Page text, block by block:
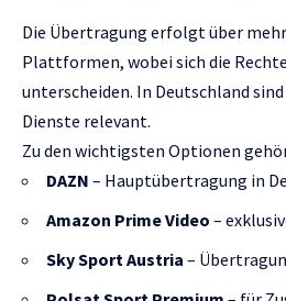
Die Übertragung erfolgt über
Plattformen, wobei sich die
unterscheiden. In Deutschland
Dienste relevant.
Zu den wichtigsten Optionen
DAZN – Hauptübertragung in
Amazon Prime Video –
Sky Sport Austria –